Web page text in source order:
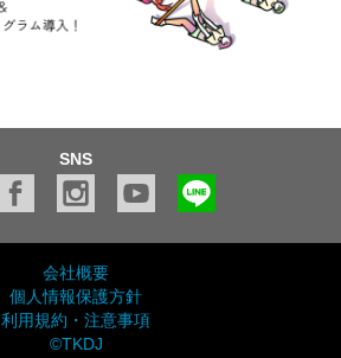
SNS
会社概要
個人情報保護方針
利用規約・注意事項
©TKDJ